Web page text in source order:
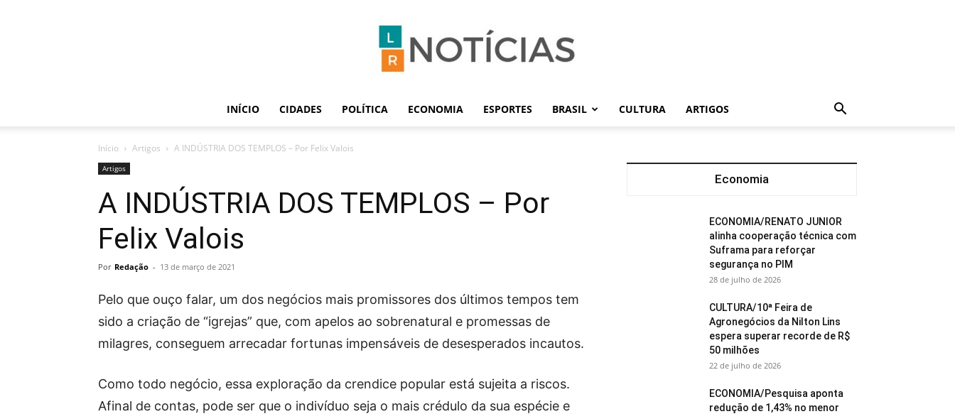
Notícias
INÍCIO CIDADES POLÍTICA ECONOMIA ESPORTES BRASIL CULTURA ARTIGOS
Início Artigos A INDÚSTRIA DOS TEMPLOS – Por Felix Valois
Artigos
A INDÚSTRIA DOS TEMPLOS – Por
Felix Valois
Por Redação - 13 de março de 2021
Pelo que ouço falar, um dos negócios mais promissores dos últimos tempos tem
sido a criação de “igrejas” que, com apelos ao sobrenatural e promessas de
milagres, conseguem arrecadar fortunas impensáveis de desesperados incautos.
Como todo negócio, essa exploração da crendice popular está sujeita a riscos.
Afinal de contas, pode ser que o indivíduo seja o mais crédulo da sua espécie e
Economia
ECONOMIA/RENATO JUNIOR
alinha cooperação técnica com
Suframa para reforçar
segurança no PIM
28 de julho de 2026
CULTURA/10ª Feira de
Agronegócios da Nilton Lins
espera superar recorde de R$
50 milhões
22 de julho de 2026
ECONOMIA/Pesquisa aponta
redução de 1,43% no menor